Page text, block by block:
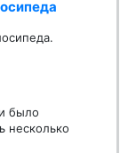
было
несколько